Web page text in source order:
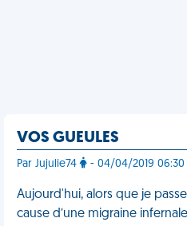
VOS GUEULES
Par Jujulie74 - 04/04/2019 06:30
Aujourd'hui, alors que je
cause d’une migraine